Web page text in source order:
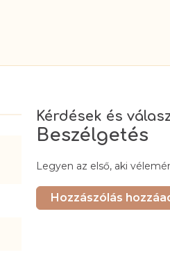
Beszélgetés
Legyen az első, aki
Hozzászólás